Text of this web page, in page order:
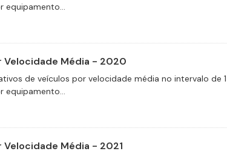
equipamento...
Média - 2020
de veículos por velocidade média no intervalo de
equipamento...
Média - 2021